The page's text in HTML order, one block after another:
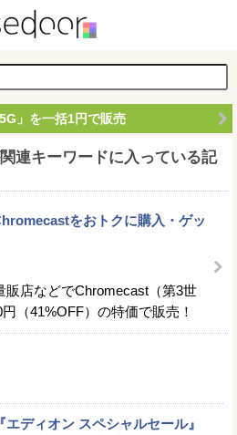
」を一括1円で販売
連キーワードに入っている記
をおトクに購入・ゲッ
販店などでChromecast（第3世
（41%OFF）の特価で販売！
エディオン スペシャルセール』